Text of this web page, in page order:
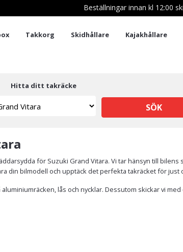
Beställningar innan kl 12:00
Takkorg Skidhållare Kajakhållare
Hitta ditt takräcke
SÖK
för Suzuki Grand Vitara. Vi tar hänsyn till
din bilmodell och upptäck det perfekta takräcket för just
lås och nycklar. Dessutom skickar vi